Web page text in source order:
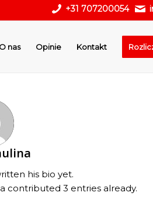
+31 707200054
O nas Opinie Kontakt
his bio yet.
contributed 3 entries already.